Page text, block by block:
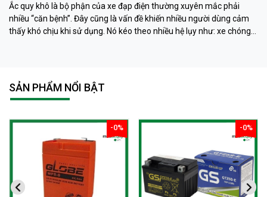
Ắc quy khô là bộ phận của xe đạp điện thường xuyên mắc phải
nhiều “căn bệnh”. Đây cũng là vấn đề khiến nhiều người dùng cảm
thấy khó chịu khi sử dụng. Nó kéo theo nhiều hệ lụy như: xe chóng
cách đơn giản và hiệu quả như ở tiệm dưỡng nhé!
SẢN PHẨM NỔI BẬT
-0%
giảm
-0%
giảm